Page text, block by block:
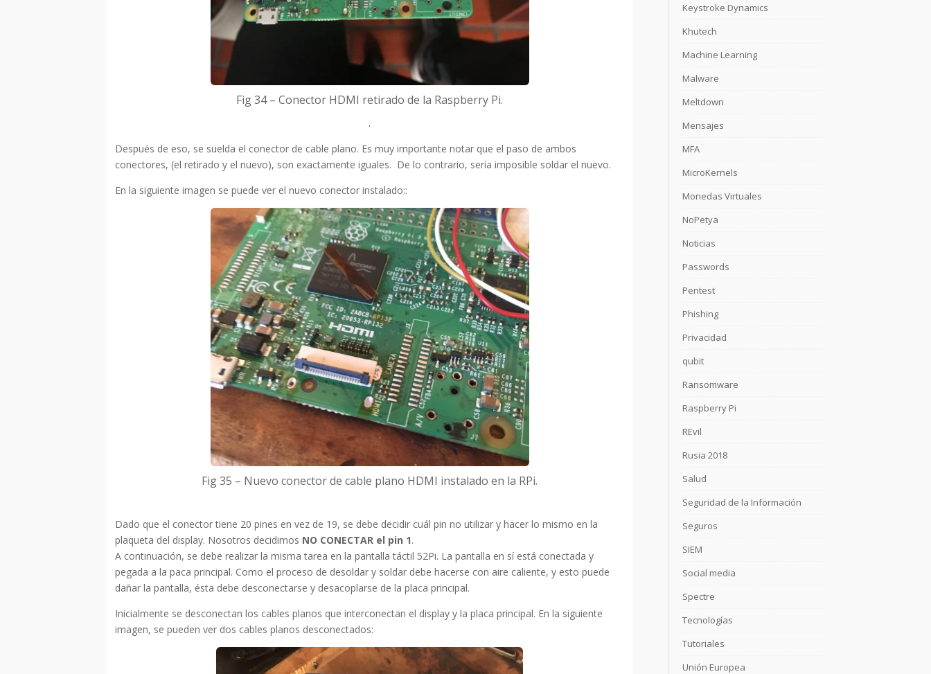
Fig 34 – Conector HDMI retirado de la Raspberry Pi.
.
Después de eso, se suelda el conector de cable plano. Es muy importante notar que el paso de ambos
conectores, (el retirado y el nuevo), son exactamente iguales. De lo contrario, sería imposible soldar el nuevo.
En la siguiente imagen se puede ver el nuevo conector instalado::
Fig 35 – Nuevo conector de cable plano HDMI instalado en la RPi.
Dado que el conector tiene 20 pines en vez de 19, se debe decidir cuál pin no utilizar y hacer lo mismo en la
plaqueta del display. Nosotros decidimos NO CONECTAR el pin 1.
A continuación, se debe realizar la misma tarea en la pantalla táctil 52Pi. La pantalla en sí está conectada y
pegada a la paca principal. Como el proceso de desoldar y soldar debe hacerse con aire caliente, y esto puede
dañar la pantalla, ésta debe desconectarse y desacoplarse de la placa principal.
Inicialmente se desconectan los cables planos que interconectan el display y la placa principal. En la siguiente
imagen, se pueden ver dos cables planos desconectados:
Keystroke Dynamics
Khutech
Machine Learning
Malware
Meltdown
Mensajes
MFA
MicroKernels
Monedas Virtuales
NoPetya
Noticias
Passwords
Pentest
Phishing
Privacidad
qubit
Ransomware
Raspberry Pi
REvil
Rusia 2018
Salud
Seguridad de la Información
Seguros
SIEM
Social media
Spectre
Tecnologías
Tutoriales
Unión Europea